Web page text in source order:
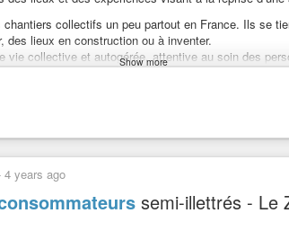
collectifs un peu partout en France. Ils se
des lieux en construction ou à inventer.
vie collective et autogérée, attentive au soin des
à des chantiers ou pour en initier figurent sur le site
appellent à rejoindre des chantiers collectifs visant
et la reprise d’une autonomie politique et
Show more
4 years ago
semi-illettrés - Le